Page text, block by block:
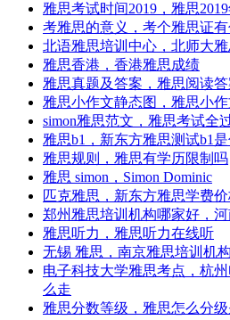
雅思考试时间2019，雅思
考雅思的意义，考个雅思证
北语雅思培训中心，北师大
雅思香港，香港雅思成绩
雅思真题及答案，雅思阅读答
雅思小作文静态图，雅思小
simon雅思范文，雅思考试全
雅思b1，新东方雅思测试b1
雅思规则，雅思有学历限制吗
雅思 simon，Simon Dominic
匹克雅思，新东方雅思学费
郑州雅思培训机构哪家好，
雅思听力，雅思听力在线听
无锡 雅思，南京雅思培训机
电子科技大学雅思考点，杭
么走
雅思分数等级，雅思怎么分